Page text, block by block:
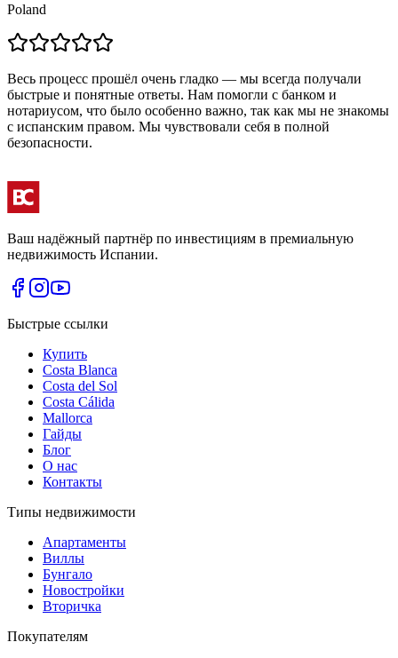
Poland
Весь процесс прошёл очень гладко — мы всегда получали
быстрые и понятные ответы. Нам помогли с банком и
нотариусом, что было особенно важно, так как мы не знакомы
с испанским правом. Мы чувствовали себя в полной
безопасности.
Ваш надёжный партнёр по инвестициям в премиальную
недвижимость Испании.
Быстрые ссылки
Купить
Costa Blanca
Costa del Sol
Costa Cálida
Mallorca
Гайды
Блог
О нас
Контакты
Типы недвижимости
Апартаменты
Виллы
Бунгало
Новостройки
Вторичка
Покупателям